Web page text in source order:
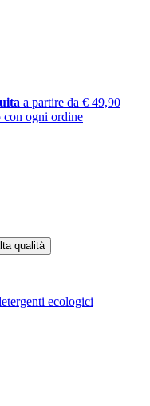
a partire da € 49,90
con ogni ordine
ecologici